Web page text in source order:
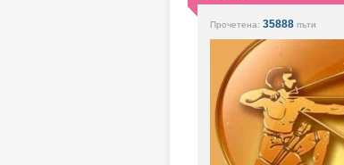
Прочетена: 35888пъти